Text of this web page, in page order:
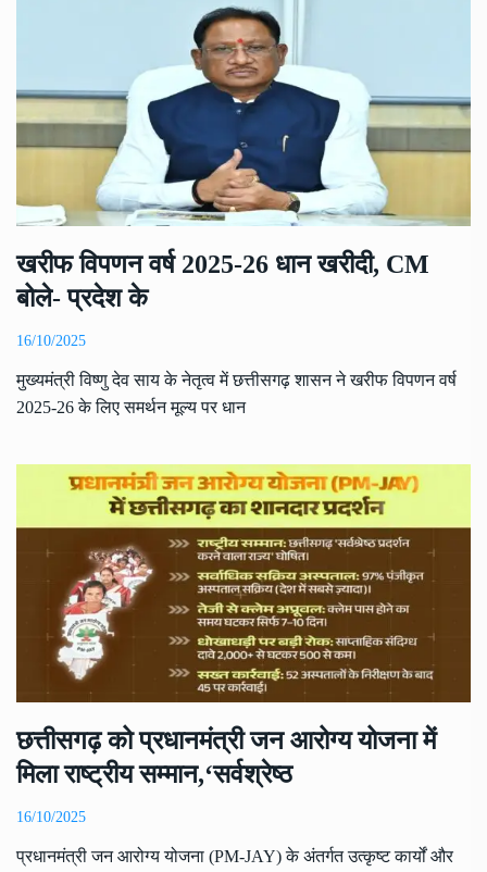
खरीफ विपणन वर्ष 2025-26 धान खरीदी, CM
बोले- प्रदेश के
16/10/2025
मुख्यमंत्री विष्णु देव साय के नेतृत्व में छत्तीसगढ़ शासन ने खरीफ विपणन वर्ष
2025-26 के लिए समर्थन मूल्य पर धान
छत्तीसगढ़ को प्रधानमंत्री जन आरोग्य योजना में
मिला राष्ट्रीय सम्मान,‘सर्वश्रेष्ठ
16/10/2025
प्रधानमंत्री जन आरोग्य योजना (PM-JAY) के अंतर्गत उत्कृष्ट कार्यों और